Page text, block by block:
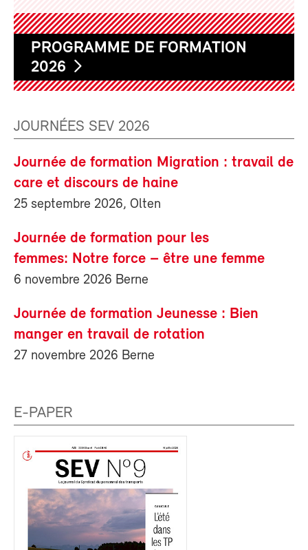
PROGRAMME DE FORMATION
2026
JOURNÉES SEV 2026
Journée de formation Migration : travail de
care et discours de haine
25 septembre 2026, Olten
Journée de formation pour les
femmes: Notre force – être une femme
6 novembre 2026 Berne
Journée de formation Jeunesse : Bien
manger en travail de rotation
27 novembre 2026 Berne
E-PAPER